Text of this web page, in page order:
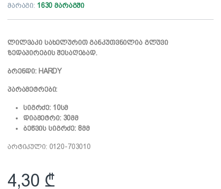
მარაგი: 1630 მარაგში
ლილვაკი სახელურით განკუთვნილია გლუვი
ზედაპირების შესაღებად.
ბრენდი: HARDY
პარამეტრები:
სიგრძე: 10სმ
დიამეტრი: 30მმ
ბეწვის სიგრძე: 8მმ
არტიკული: 0120-703010
4,30 ₾